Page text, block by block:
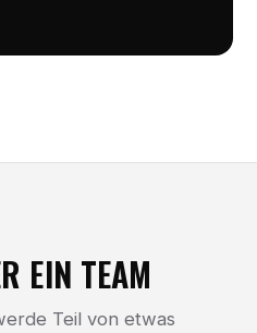
EIN TEAM
Teil von etwas